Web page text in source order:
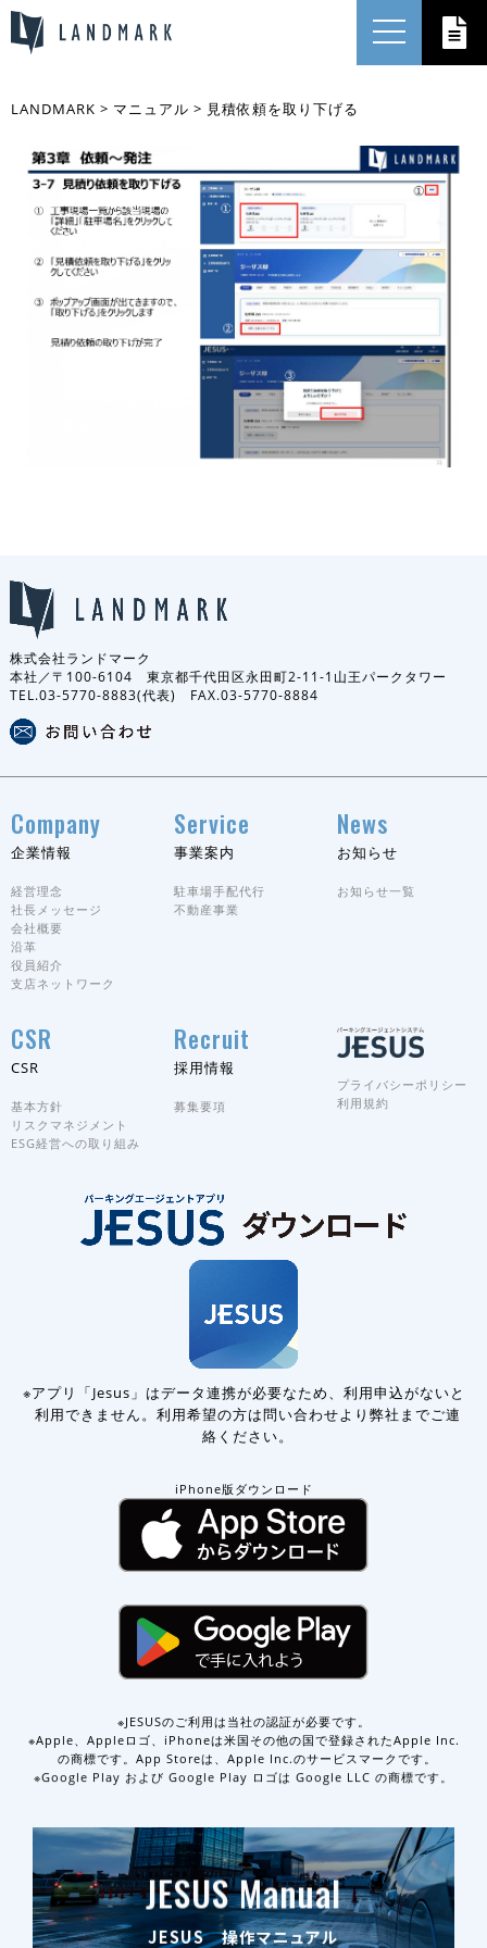
LANDMARK > マニュアル > 見積依頼を取り下げる
株式会社ランドマーク
本社／〒100-6104 東京都千代田区永田町2-11-1山王パークタワー
TEL.03-5770-8883(代表) FAX.03-5770-8884
Company
企業情報
経営理念
社長メッセージ
会社概要
沿革
役員紹介
支店ネットワーク
Service
事業案内
駐車場手配代行
不動産事業
News
お知らせ
お知らせ一覧
CSR
CSR
基本方針
リスクマネジメント
ESG経営への取り組み
Recruit
採用情報
募集要項
プライバシーポリシー
利用規約
※アプリ「Jesus」はデータ連携が必要なため、利用申込がないと
利用できません。 利用希望の方は問い合わせより弊社までご連
絡ください。
iPhone版ダウンロード
※JESUSのご利用は当社の認証が必要です。
※Apple、Appleロゴ、iPhoneは米国その他の国で登録されたApple Inc.
の商標です。App Storeは、Apple Inc.のサービスマークです。
※Google Play および Google Play ロゴは Google LLC の商標です。
JESUS Manual
JESUS 操作マニュアル